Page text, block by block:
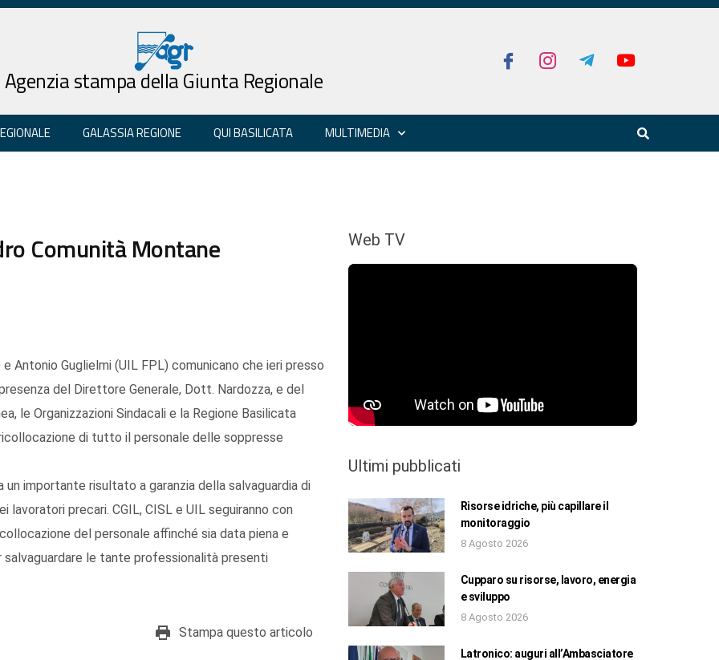
Agenzia stampa della Giunta Regionale
GALASSIA REGIONE QUI BASILICATA MULTIMEDIA
Comunità Montane
Antonio Guglielmi (UIL FPL) comunicano che ieri presso
del Direttore Generale, Dott. Nardozza, e del
le Organizzazioni Sindacali e la Regione Basilicata
di tutto il personale delle soppresse
importante risultato a garanzia della salvaguardia di
precari. CGIL, CISL e UIL seguiranno con
del personale affinché sia data piena e
le tante professionalità presenti
Stampa questo articolo
Web TV
Ultimi pubblicati
Risorse idriche, più capillare il
monitoraggio
8 Agosto 2026
Cupparo su risorse, lavoro, energia
e sviluppo
8 Agosto 2026
Latronico: auguri all’Ambasciatore